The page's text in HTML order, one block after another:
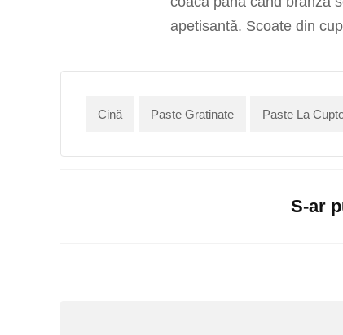
apetisantă. Scoate din
Cină Paste Gratinate Paste La
S-ar